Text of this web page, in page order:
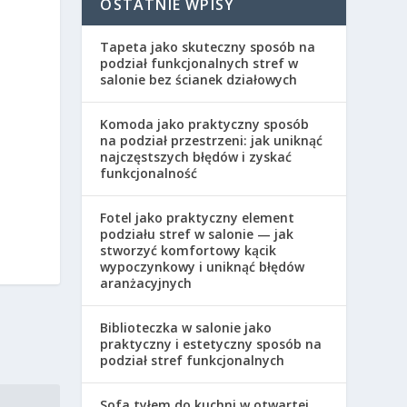
OSTATNIE WPISY
Tapeta jako skuteczny sposób na
podział funkcjonalnych stref w
salonie bez ścianek działowych
Komoda jako praktyczny sposób
na podział przestrzeni: jak uniknąć
najczęstszych błędów i zyskać
funkcjonalność
Fotel jako praktyczny element
podziału stref w salonie — jak
stworzyć komfortowy kącik
wypoczynkowy i uniknąć błędów
aranżacyjnych
Biblioteczka w salonie jako
praktyczny i estetyczny sposób na
podział stref funkcjonalnych